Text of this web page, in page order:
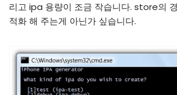
리고 ipa 용량이 조금 작습니다. store의
적화 해 주는게 아닌가 싶습니다.